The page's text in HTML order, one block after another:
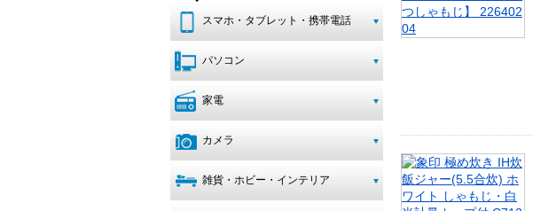
スマホ・タブレット・携帯電話
パソコン
家電
カメラ
雑貨・ホビー・インテリア